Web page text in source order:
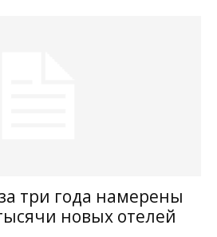
три года намерены
новых отелей